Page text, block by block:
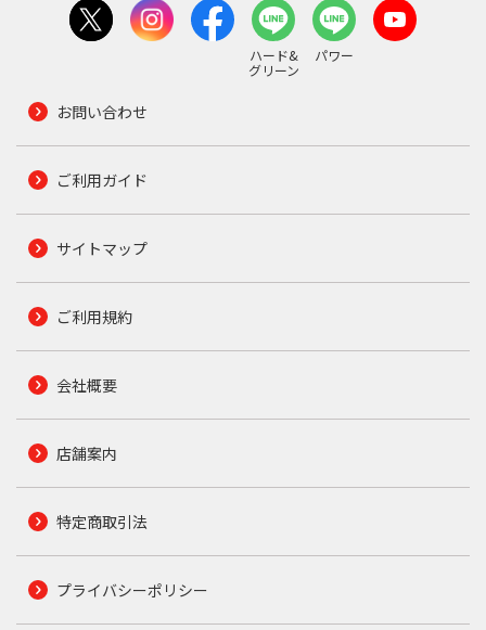
ハード&
グリーン
パワー
お問い合わせ
ご利用ガイド
サイトマップ
ご利用規約
会社概要
店舗案内
特定商取引法
プライバシーポリシー